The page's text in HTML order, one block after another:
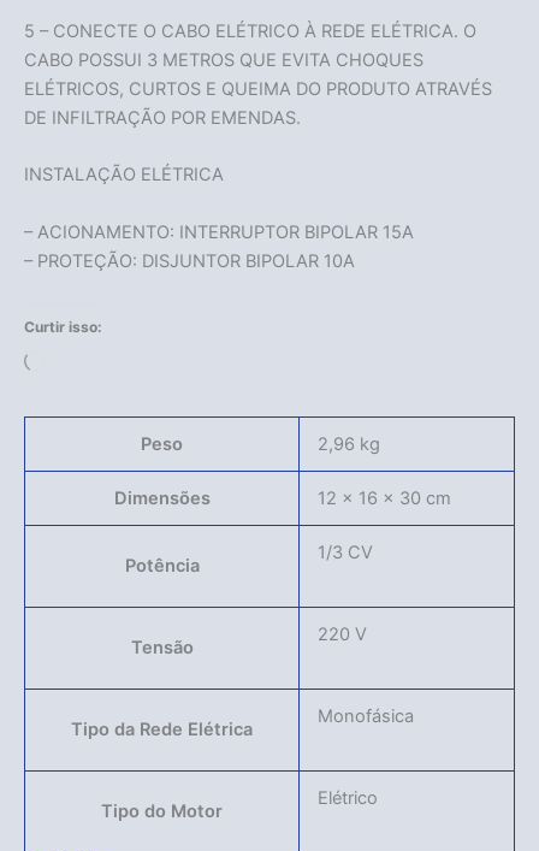
5 – CONECTE O CABO ELÉTRICO À REDE ELÉTRICA. O
CABO POSSUI 3 METROS QUE EVITA CHOQUES
ELÉTRICOS, CURTOS E QUEIMA DO PRODUTO ATRAVÉS
DE INFILTRAÇÃO POR EMENDAS.
INSTALAÇÃO ELÉTRICA
– ACIONAMENTO: INTERRUPTOR BIPOLAR 15A
– PROTEÇÃO: DISJUNTOR BIPOLAR 10A
Curtir isso:
Peso 2,96 kg
Dimensões 12 × 16 × 30 cm
Potência
1/3 CV
Tensão
220 V
Tipo da Rede Elétrica
Monofásica
Tipo do Motor
Elétrico